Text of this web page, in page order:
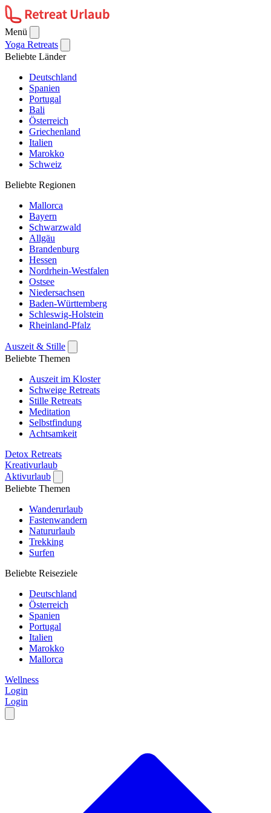
Menü
Yoga Retreats
Beliebte Länder
Deutschland
Spanien
Portugal
Bali
Österreich
Griechenland
Italien
Marokko
Schweiz
Beliebte Regionen
Mallorca
Bayern
Schwarzwald
Allgäu
Brandenburg
Hessen
Nordrhein-Westfalen
Ostsee
Niedersachsen
Baden-Württemberg
Schleswig-Holstein
Rheinland-Pfalz
Auszeit & Stille
Beliebte Themen
Auszeit im Kloster
Schweige Retreats
Stille Retreats
Meditation
Selbstfindung
Achtsamkeit
Detox Retreats
Kreativurlaub
Aktivurlaub
Beliebte Themen
Wanderurlaub
Fastenwandern
Natururlaub
Trekking
Surfen
Beliebte Reiseziele
Deutschland
Österreich
Spanien
Portugal
Italien
Marokko
Mallorca
Wellness
Login
Login